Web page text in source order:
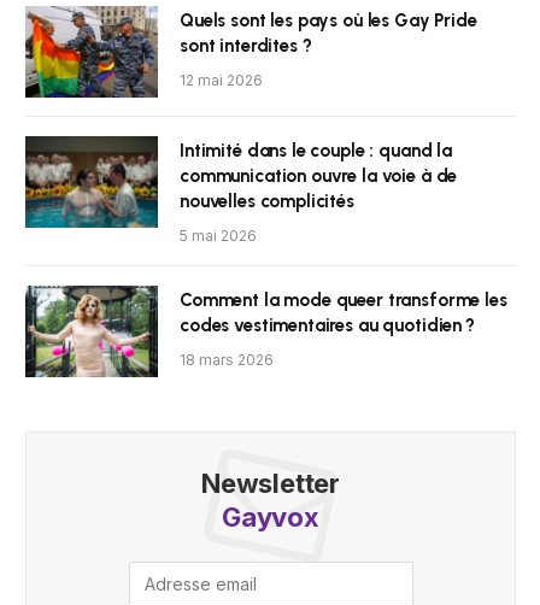
Quels sont les pays où les Gay Pride
sont interdites ?
12 mai 2026
Intimité dans le couple : quand la
communication ouvre la voie à de
nouvelles complicités
5 mai 2026
Comment la mode queer transforme les
codes vestimentaires au quotidien ?
18 mars 2026
Newsletter
Gayvox